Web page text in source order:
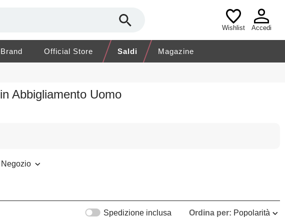
Wishlist Accedi
Brand Official Store Saldi Magazine
in Abbigliamento Uomo
Negozio
Ordina per: Popolarità
Spedizione inclusa